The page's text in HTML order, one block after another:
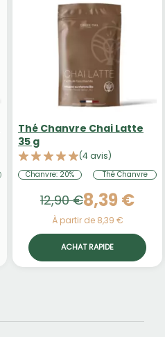
Thé Chanvre Chai Latte
35 g
(4 avis)
Chanvre: 20% Thé Chanvre
12,90 €8,39 €
À partir de 8,39 €
ACHAT RAPIDE